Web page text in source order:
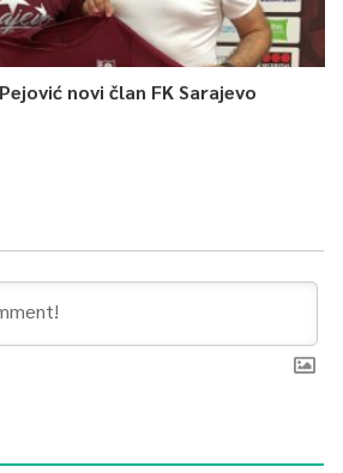
novi član FK Sarajevo